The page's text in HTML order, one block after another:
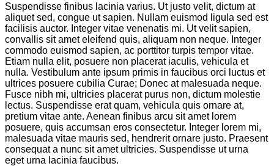
Suspendisse finibus lacinia varius. Ut justo velit, dictum at
aliquet sed, congue ut sapien. Nullam euismod ligula sed est
facilisis auctor. Integer vitae venenatis mi. Ut velit sapien,
convallis sit amet eleifend quis, aliquam non neque. Integer
commodo euismod sapien, ac porttitor turpis tempor vitae.
Etiam nulla elit, posuere non placerat iaculis, vehicula et
nulla. Vestibulum ante ipsum primis in faucibus orci luctus et
ultrices posuere cubilia Curae; Donec at malesuada neque.
Fusce nibh mi, ultricies placerat purus non, dictum molestie
lectus. Suspendisse erat quam, vehicula quis ornare at,
pretium vitae ante. Aenean finibus arcu sit amet lorem
posuere, quis accumsan eros consectetur. Integer lorem mi,
malesuada vitae mauris sed, hendrerit ornare justo. Praesent
consequat a nunc sit amet ultricies. Suspendisse ut urna
eget urna lacinia faucibus.